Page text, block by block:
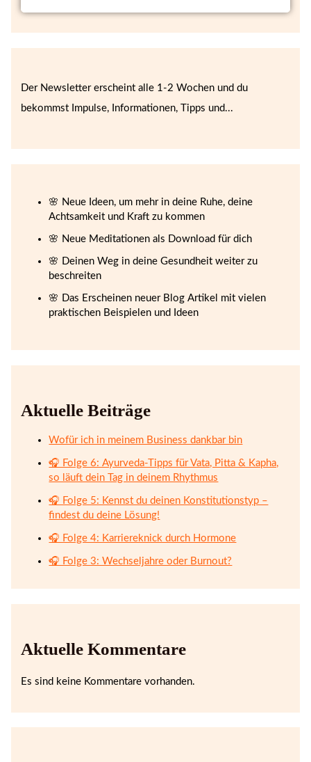
Der Newsletter erscheint alle 1-2 Wochen und du
bekommst Impulse, Informationen, Tipps und...
🌸 Neue Ideen, um mehr in deine Ruhe, deine
Achtsamkeit und Kraft zu kommen
🌸 Neue Meditationen als Download für dich
🌸 Deinen Weg in deine Gesundheit weiter zu
beschreiten
🌸 Das Erscheinen neuer Blog Artikel mit vielen
praktischen Beispielen und Ideen
Aktuelle Beiträge
Wofür ich in meinem Business dankbar bin
🎧 Folge 6: Ayurveda-Tipps für Vata, Pitta & Kapha,
so läuft dein Tag in deinem Rhythmus
🎧 Folge 5: Kennst du deinen Konstitutionstyp –
findest du deine Lösung!
🎧 Folge 4: Karriereknick durch Hormone
🎧 Folge 3: Wechseljahre oder Burnout?
Aktuelle Kommentare
Es sind keine Kommentare vorhanden.